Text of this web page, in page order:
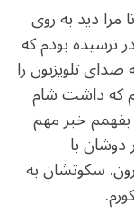
مرا دید به روی
ترسیده بودم که
تلویزیون را
که داشت شام
خبر مهم
با
سکوتشان به